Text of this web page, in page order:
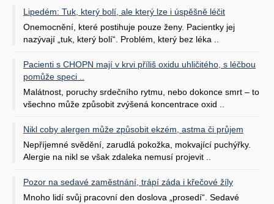
Lipedém: Tuk, který bolí, ale který lze i úspěšně léčit
Onemocnění, které postihuje pouze ženy. Pacientky jej
nazývají „tuk, který bolí“. Problém, který bez léka ..
Pacienti s CHOPN mají v krvi příliš oxidu uhličitého, s léčbou
pomůže speci ..
Malátnost, poruchy srdečního rytmu, nebo dokonce smrt – to
všechno může způsobit zvýšená koncentrace oxid ..
Nikl coby alergen může způsobit ekzém, astma či průjem
Nepříjemné svědění, zarudlá pokožka, mokvající puchýřky.
Alergie na nikl se však zdaleka nemusí projevit ..
Pozor na sedavé zaměstnání, trápí záda i křečové žíly
Mnoho lidí svůj pracovní den doslova „prosedí“. Sedavé